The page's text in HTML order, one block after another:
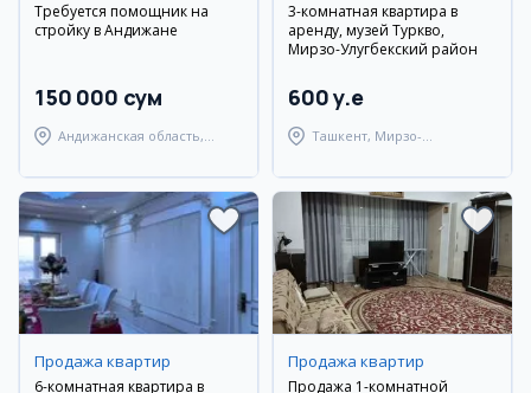
Требуется помощник на
стройку в Андижане
150 000 сум
Андижанская область,
3-комнатная квартира в
аренду, музей Туркво,
Мирзо-Улугбекский район
600 y.e
Ташкент, Мирзо-
Продажа квартир
6-комнатная квартира в
Продажа квартир
Продажа 1-комнатной